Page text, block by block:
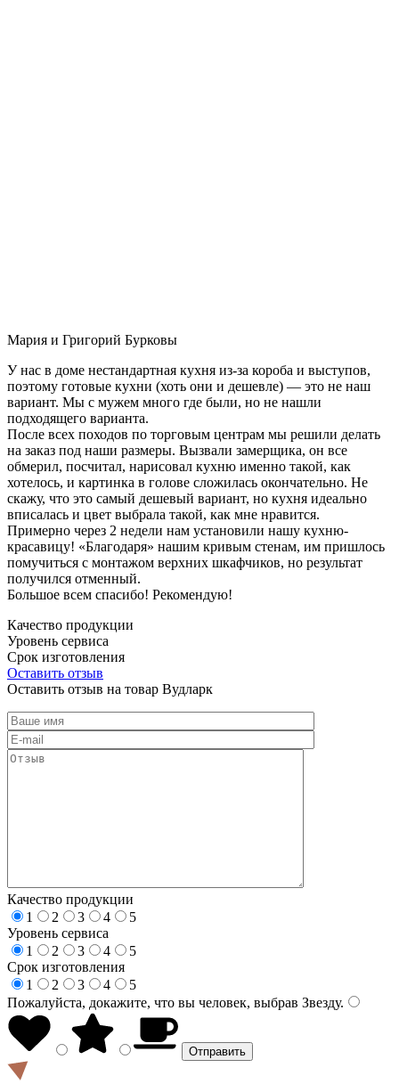
Мария и Григорий Бурковы
У нас в доме нестандартная кухня из-за короба и выступов,
поэтому готовые кухни (хоть они и дешевле) — это не наш
вариант. Мы с мужем много где были, но не нашли
подходящего варианта.
После всех походов по торговым центрам мы решили делать
на заказ под наши размеры. Вызвали замерщика, он все
обмерил, посчитал, нарисовал кухню именно такой, как
хотелось, и картинка в голове сложилась окончательно. Не
скажу, что это самый дешевый вариант, но кухня идеально
вписалась и цвет выбрала такой, как мне нравится.
Примерно через 2 недели нам установили нашу кухню-
красавицу! «Благодаря» нашим кривым стенам, им пришлось
помучиться с монтажом верхних шкафчиков, но результат
получился отменный.
Большое всем спасибо! Рекомендую!
Качество продукции
Уровень сервиса
Срок изготовления
Оставить отзыв
Оставить отзыв на товар Вудларк
Качество продукции
1
2 3 4
5
Уровень сервиса
1
2 3 4
5
Срок изготовления
1
2 3 4
5
Пожалуйста, докажите, что вы человек, выбрав Звезду.